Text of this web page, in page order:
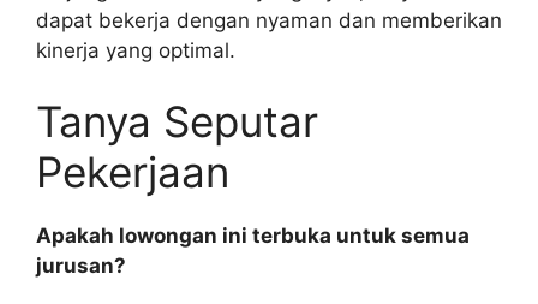
dapat bekerja dengan nyaman dan memberikan
kinerja yang optimal.
Tanya Seputar
Pekerjaan
Apakah lowongan ini terbuka untuk semua
jurusan?